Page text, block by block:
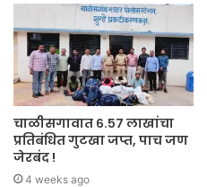
चाळीसगावात ६.५७ लाखांचा
प्रतिबंधित गुटखा जप्त, पाच जण
जेरबंद !
4 weeks ago